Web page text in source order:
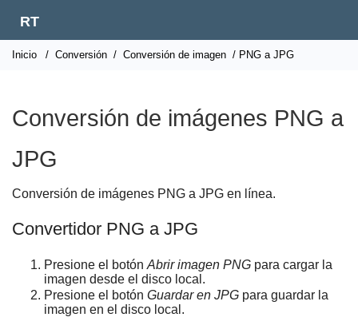
RT
Inicio / Conversión / Conversión de imagen / PNG a JPG
Conversión de imágenes PNG a
JPG
Conversión de imágenes PNG a JPG en línea.
Convertidor PNG a JPG
Presione el botón Abrir imagen PNG para cargar la
imagen desde el disco local.
Presione el botón Guardar en JPG para guardar la
imagen en el disco local.